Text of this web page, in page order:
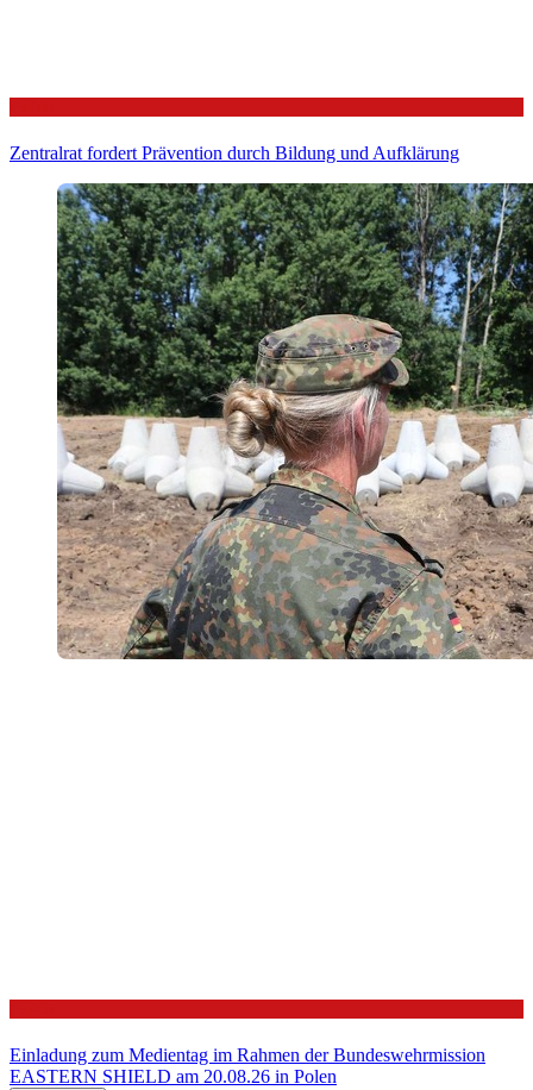
Zentralrat fordert Prävention durch Bildung und Aufklärung
Einladung zum Medientag im Rahmen der Bundeswehrmission
EASTERN SHIELD am 20.08.26 in Polen